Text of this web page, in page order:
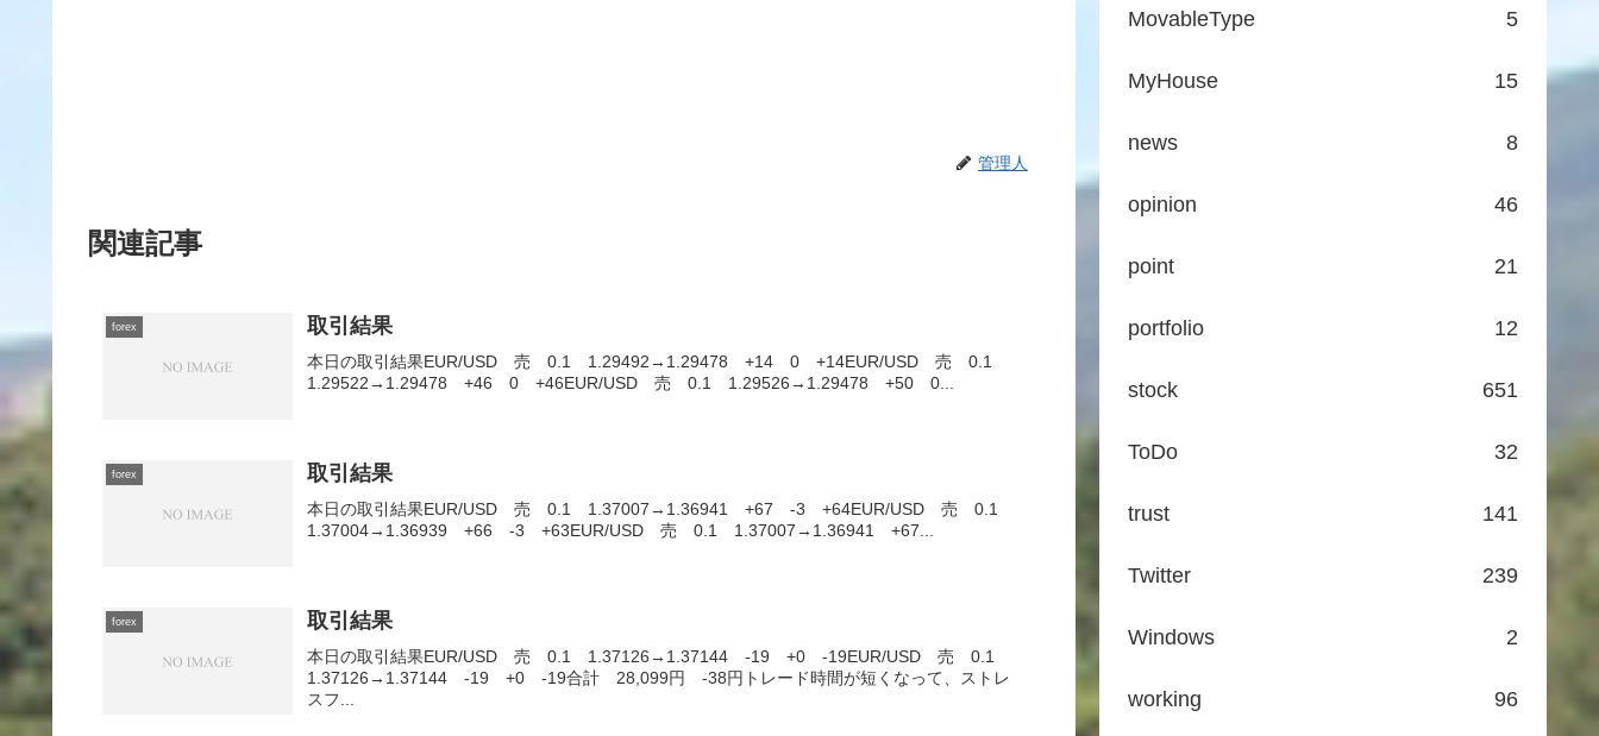
管理人
関連記事
forex 取引結果
本日の取引結果EUR/USD 売 0.1 1.29492→1.29478 +14 0 +14EUR/USD 売 0.1
1.29522→1.29478 +46 0 +46EUR/USD 売 0.1 1.29526→1.29478 +50 0...
forex 取引結果
本日の取引結果EUR/USD 売 0.1 1.37007→1.36941 +67 -3 +64EUR/USD 売 0.1
1.37004→1.36939 +66 -3 +63EUR/USD 売 0.1 1.37007→1.36941 +67...
forex 取引結果
本日の取引結果EUR/USD 売 0.1 1.37126→1.37144 -19 +0 -19EUR/USD 売 0.1
1.37126→1.37144 -19 +0 -19合計 28,099円 -38円トレード時間が短くなって、ストレ
スフ...
MovableType 5
MyHouse 15
news 8
opinion 46
point 21
portfolio 12
stock 651
ToDo 32
trust 141
Twitter 239
Windows 2
working 96